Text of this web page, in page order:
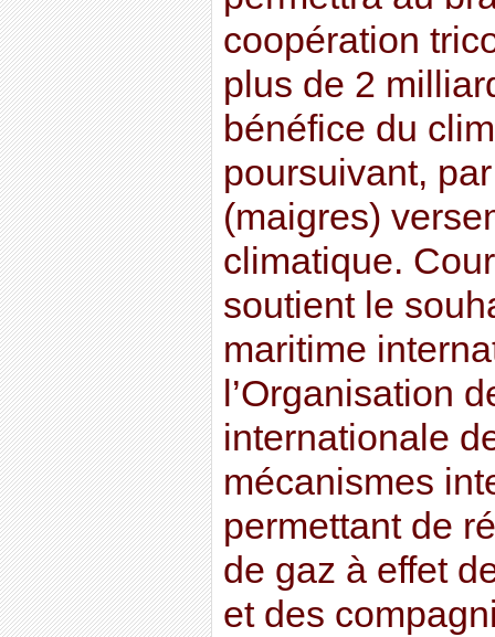
coopération
plus de 2
bénéfice du
poursuivant,
(maigres)
climatique.
soutient le
maritime
l’Organisation
internationale
mécanismes
permettant de
de gaz à effet
et des